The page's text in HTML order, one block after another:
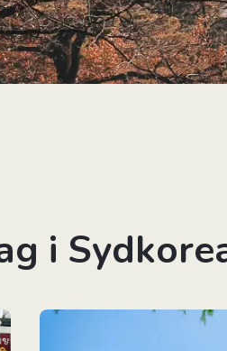
i
Sydkoreas Højdepunkter